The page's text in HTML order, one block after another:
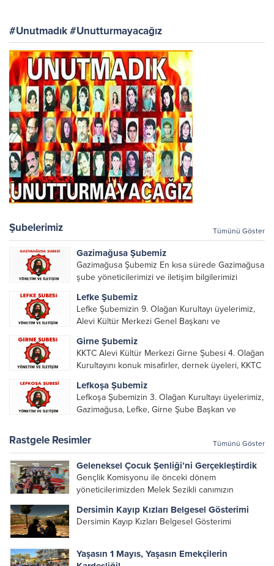
#Unutmadık #Unutturmayacağız
Şubelerimiz Tümünü Göster
Gazimağusa Şubemiz
Gazimağusa Şubemiz En kısa sürede Gazimağusa
şube yöneticilerimizi ve iletişim bilgilerimizi
Lefke Şubemiz
Lefke Şubemizin 9. Olağan Kurultayı üyelerimiz,
Alevi Kültür Merkezi Genel Başkanı ve
katılımı ile gerçekleşti. Önceki dönemde görev
alarak emek veren, katkı koyan cümle canların...
Girne Şubemiz
KKTC Alevi Kültür Merkezi Girne Şubesi 4. Olağan
Kurultayını konuk misafirler, dernek üyeleri, KKTC
yönetim kurulu, şube başkanları ve yönetim
organlarının katılımıyla gerçekleşti....
Lefkoşa Şubemiz
Lefkoşa Şubemizin 3. Olağan Kurultayı üyelerimiz,
Gazimağusa, Lefke, Girne Şube Başkan ve
üyelerinin katılımı ile gerçekleşti. Önceki
dönemde görev alan, emek veren, katkı koyan...
Rastgele Resimler Tümünü Göster
Geleneksel Çocuk Şenliği’ni Gerçekleştirdik
Gençlik Komisyonu ile önceki dönem
yöneticilerimizden Melek Sezikli canımızın
Çocuk Şenliği’ni, 3 Mayıs Pazar günü
Cemevi’mizde gerçekleştirdik. Geleceğimiz olan
Dersimin Kayıp Kızları Belgesel Gösterimi
Dersimin Kayıp Kızları Belgesel Gösterimi
Yaşasın 1 Mayıs, Yaşasın Emekçilerin